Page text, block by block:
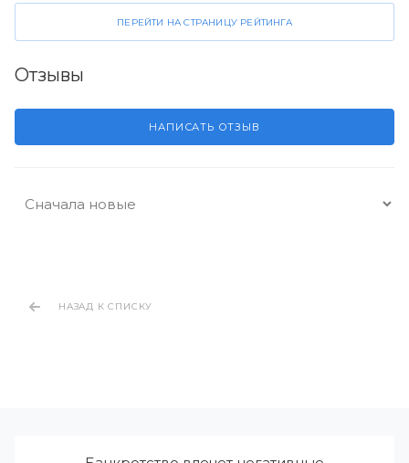
ПЕРЕЙТИ НА СТРАНИЦУ РЕЙТИНГА
Отзывы
НАПИСАТЬ ОТЗЫВ
НАЗАД К СПИСКУ